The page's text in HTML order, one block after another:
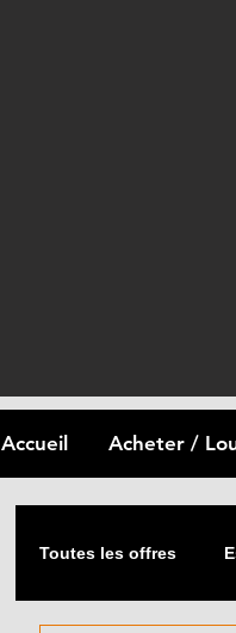
Accueil Acheter /
Toutes les offres